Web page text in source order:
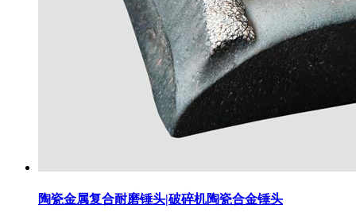
陶瓷金属复合耐磨锤头|破碎机陶瓷合金锤头